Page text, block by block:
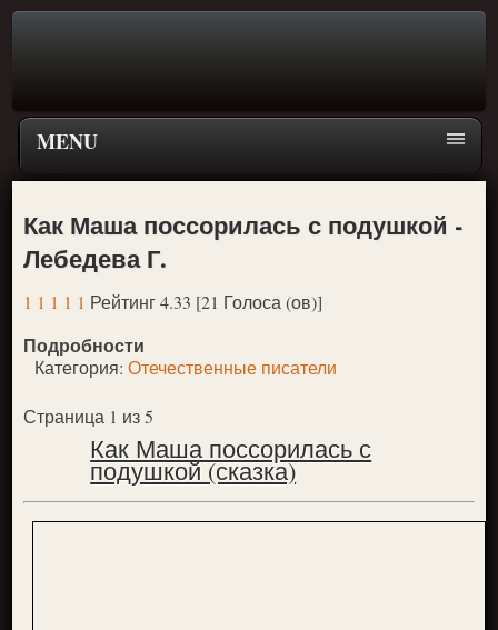
MENU
Главная страница
Поиск
ПЕРЕЙТИ К ГЛАВНОМУ МЕНЮ СКАЗОК
Новое
Популярное
Как Маша поссорилась с подушкой -
Лебедева Г.
1 1 1 1 1 Рейтинг 4.33 [21 Голоса (ов)]
Подробности
Категория:Отечественные писатели
Страница 1 из 5
Как Маша поссорилась с
подушкой (сказка)